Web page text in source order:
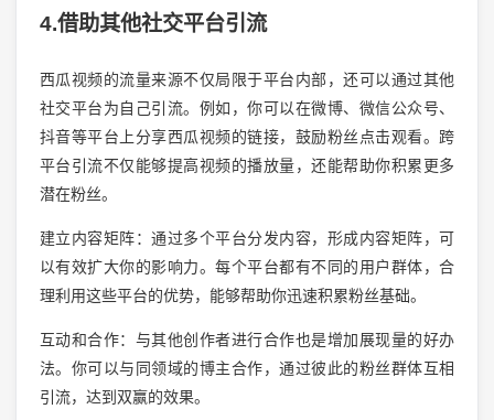
4.借助其他社交平台引流
西瓜视频的流量来源不仅局限于平台内部，还可以通过其他
社交平台为自己引流。例如，你可以在微博、微信公众号、
抖音等平台上分享西瓜视频的链接，鼓励粉丝点击观看。跨
平台引流不仅能够提高视频的播放量，还能帮助你积累更多
潜在粉丝。
建立内容矩阵：通过多个平台分发内容，形成内容矩阵，可
以有效扩大你的影响力。每个平台都有不同的用户群体，合
理利用这些平台的优势，能够帮助你迅速积累粉丝基础。
互动和合作：与其他创作者进行合作也是增加展现量的好办
法。你可以与同领域的博主合作，通过彼此的粉丝群体互相
引流，达到双赢的效果。